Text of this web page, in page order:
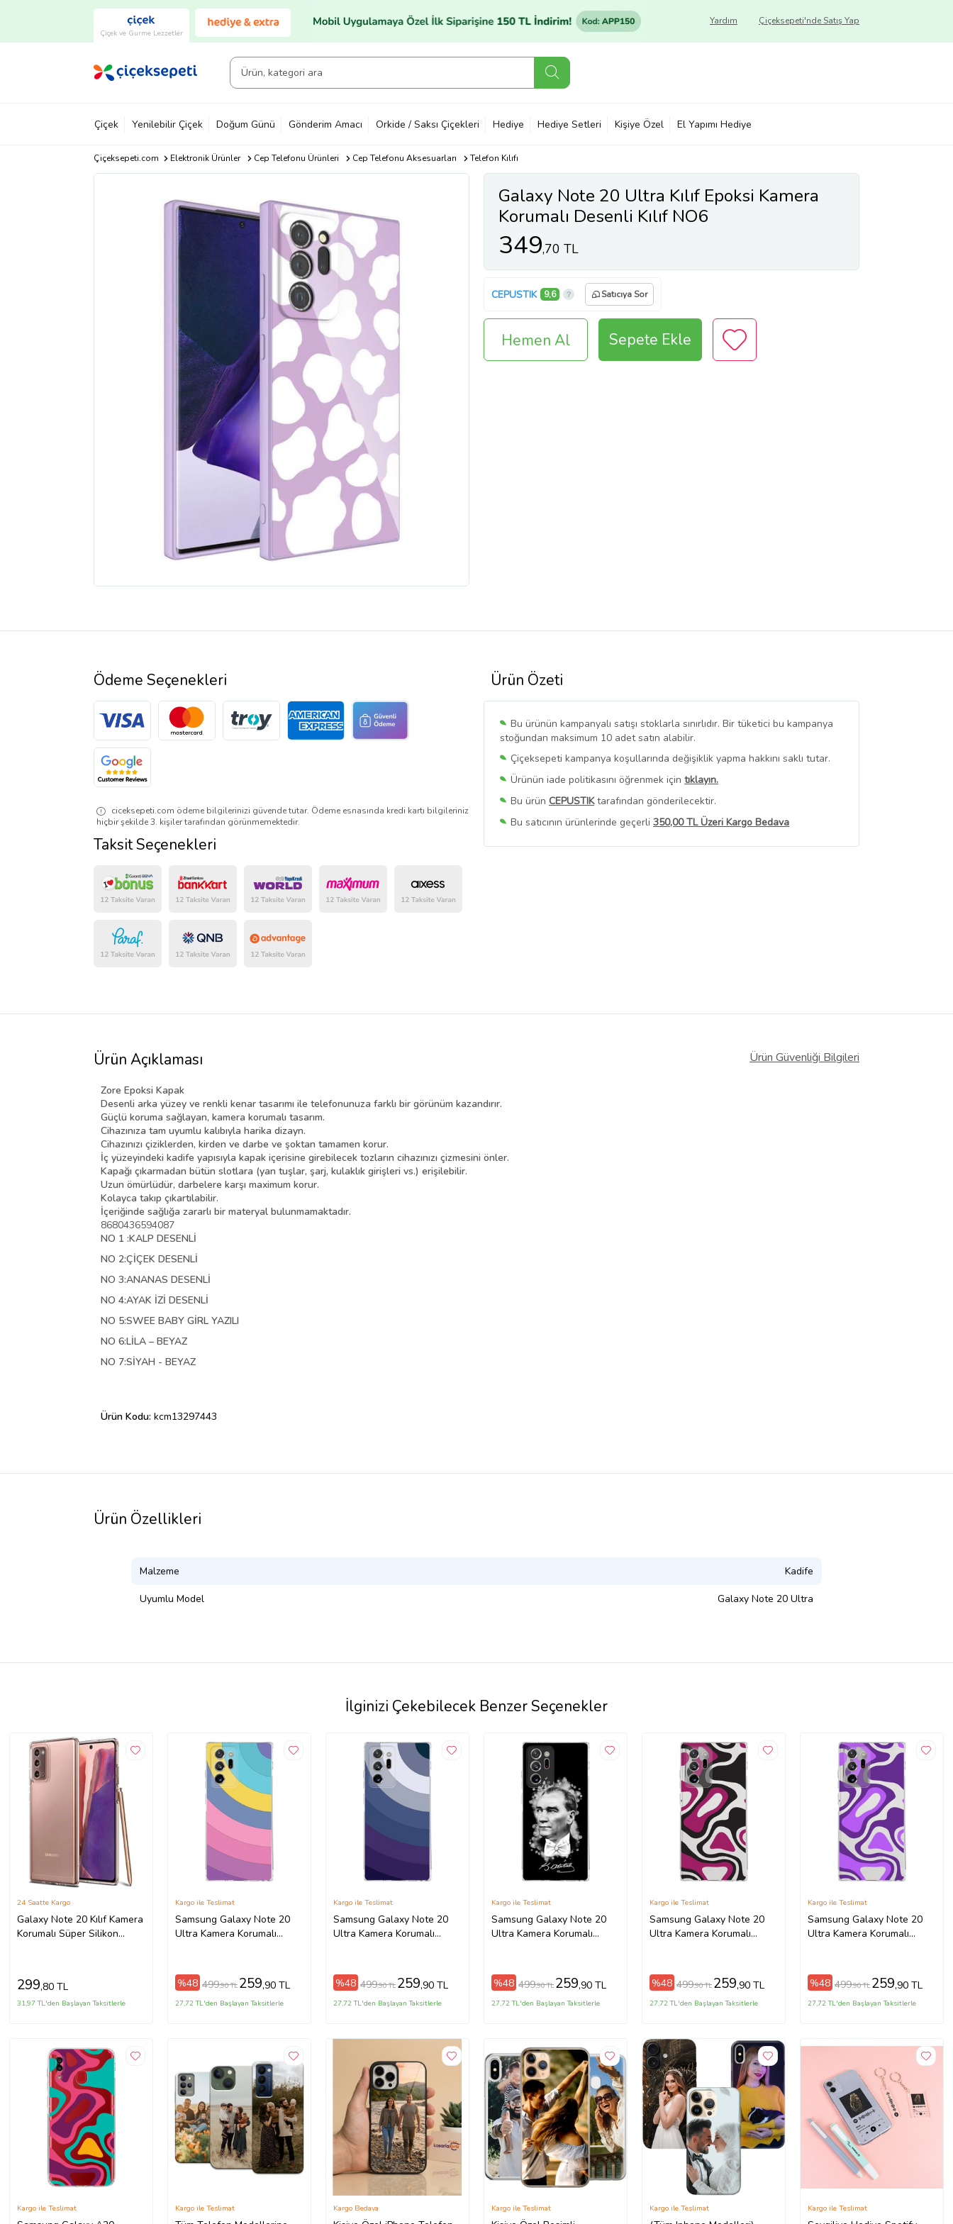
Çiçek ve Gurme Lezzetler
Çiçeksepeti'nde Satış Yap
Yardım
Çiçek Yenilebilir Çiçek Doğum Günü Gönderim Amacı Orkide / Saksı Çiçekleri Hediye Hediye Setleri Kişiye Özel El Yapımı Hediye
Çiçeksepeti.com Elektronik Ürünler Cep Telefonu Ürünleri Cep Telefonu Aksesuarları Telefon Kılıfı
Galaxy Note 20 Ultra Kılıf Epoksi Kamera
Korumalı Desenli Kılıf NO6
349,70 TL
CEPUSTIK 9,6 Satıcıya Sor
Hemen Al Sepete Ekle
Ürün Özeti
Bu ürünün kampanyalı satışı stoklarla sınırlıdır. Bir tüketici bu kampanya
stoğundan maksimum 10 adet satın alabilir.
Çiçeksepeti kampanya koşullarında değişiklik yapma hakkını saklı tutar.
Ürünün iade politikasını öğrenmek için tıklayın.
Bu ürün CEPUSTIKtarafından gönderilecektir.
Bu satıcının ürünlerinde geçerli 350,00 TL Üzeri Kargo Bedava
Bu SatıcınınTüm Ürünlerini Görüntüle
Ödeme Seçenekleri
ciceksepeti.com ödeme bilgilerinizi güvende tutar. Ödeme esnasında kredi kartı bilgileriniz
hiçbir şekilde 3. kişiler tarafından görünmemektedir.
Taksit Seçenekleri
Ürün Açıklaması Ürün Güvenliği Bilgileri
Zore Epoksi Kapak
Desenli arka yüzey ve renkli kenar tasarımı ile telefonunuza farklı bir görünüm kazandırır.
Güçlü koruma sağlayan, kamera korumalı tasarım.
Cihazınıza tam uyumlu kalıbıyla harika dizayn.
Cihazınızı çiziklerden, kirden ve darbe ve şoktan tamamen korur.
İç yüzeyindeki kadife yapısıyla kapak içerisine girebilecek tozların cihazınızı çizmesini önler.
Kapağı çıkarmadan bütün slotlara (yan tuşlar, şarj, kulaklık girişleri vs.) erişilebilir.
Uzun ömürlüdür, darbelere karşı maximum korur.
Kolayca takıp çıkartılabilir.
İçeriğinde sağlığa zararlı bir materyal bulunmamaktadır.
8680436594087
NO 1 :KALP DESENLİ
NO 2:ÇİÇEK DESENLİ
NO 3:ANANAS DESENLİ
NO 4:AYAK İZİ DESENLİ
NO 5:SWEE BABY GİRL YAZILI
NO 6:LİLA – BEYAZ
NO 7:SİYAH - BEYAZ
Ürün Kodu: kcm13297443
Ürün Özellikleri
Malzeme Kadife
Uyumlu Model Galaxy Note 20 Ultra
İlginizi Çekebilecek Benzer Seçenekler
Galaxy Note 20 Kılıf Kamera
Korumalı Süper Silikon
24 Saatte Kargo
299,80 TL
31,97 TL'den Başlayan Taksitlerle
Samsung Galaxy Note 20
Ultra Kamera Korumalı
Kargo ile Teslimat
%48 499,90 TL 259,90 TL
27,72 TL'den Başlayan Taksitlerle
Samsung Galaxy Note 20
Ultra Kamera Korumalı
Kargo ile Teslimat
%48 499,90 TL 259,90 TL
27,72 TL'den Başlayan Taksitlerle
Samsung Galaxy Note 20
Ultra Kamera Korumalı
Kargo ile Teslimat
%48 499,90 TL 259,90 TL
27,72 TL'den Başlayan Taksitlerle
Samsung Galaxy Note 20
Ultra Kamera Korumalı
Kargo ile Teslimat
%48 499,90 TL 259,90 TL
27,72 TL'den Başlayan Taksitlerle
Samsung Galaxy Note 20
Ultra Kamera Korumalı
Kargo ile Teslimat
%48 499,90 TL 259,90 TL
27,72 TL'den Başlayan Taksitlerle
Kargo ile Teslimat Kargo ile Teslimat Kargo Bedava Kargo ile Teslimat Kargo ile Teslimat Kargo ile Teslimat